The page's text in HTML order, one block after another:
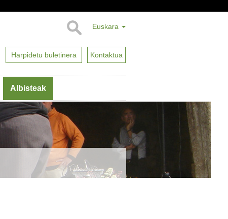
Euskara
Harpidetu buletinera Kontaktua
Albisteak